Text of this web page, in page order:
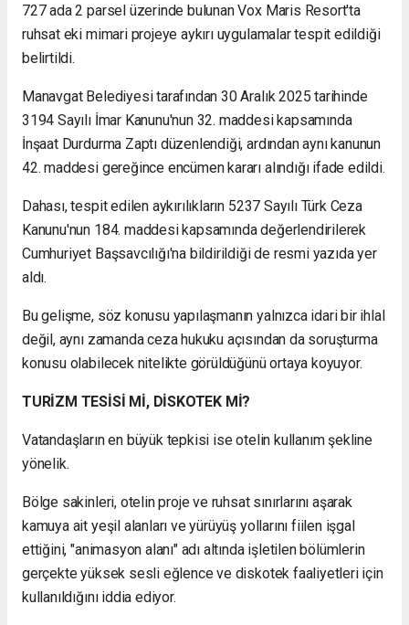
727 ada 2 parsel üzerinde bulunan Vox Maris Resort'ta
ruhsat eki mimari projeye aykırı uygulamalar tespit edildiği
belirtildi.
Manavgat Belediyesi tarafından 30 Aralık 2025 tarihinde
3194 Sayılı İmar Kanunu'nun 32. maddesi kapsamında
İnşaat Durdurma Zaptı düzenlendiği, ardından aynı kanunun
42. maddesi gereğince encümen kararı alındığı ifade edildi.
Dahası, tespit edilen aykırılıkların 5237 Sayılı Türk Ceza
Kanunu'nun 184. maddesi kapsamında değerlendirilerek
Cumhuriyet Başsavcılığı'na bildirildiği de resmi yazıda yer
aldı.
Bu gelişme, söz konusu yapılaşmanın yalnızca idari bir ihlal
değil, aynı zamanda ceza hukuku açısından da soruşturma
konusu olabilecek nitelikte görüldüğünü ortaya koyuyor.
TURİZM TESİSİ Mİ, DİSKOTEK Mİ?
Vatandaşların en büyük tepkisi ise otelin kullanım şekline
yönelik.
Bölge sakinleri, otelin proje ve ruhsat sınırlarını aşarak
kamuya ait yeşil alanları ve yürüyüş yollarını fiilen işgal
ettiğini, "animasyon alanı" adı altında işletilen bölümlerin
gerçekte yüksek sesli eğlence ve diskotek faaliyetleri için
kullanıldığını iddia ediyor.